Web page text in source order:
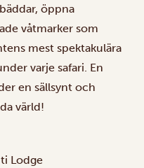
öppna
våtmarker som
mest spektakulära
varje safari . En
en sällsynt och
värld!
Lodge